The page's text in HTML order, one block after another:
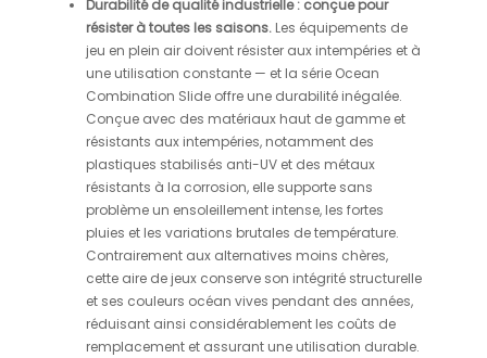
Durabilité de qualité industrielle : conçue pour
résister à toutes les saisons. Les équipements de
jeu en plein air doivent résister aux intempéries et à
une utilisation constante — et la série Ocean
Combination Slide offre une durabilité inégalée.
Conçue avec des matériaux haut de gamme et
résistants aux intempéries, notamment des
plastiques stabilisés anti-UV et des métaux
résistants à la corrosion, elle supporte sans
problème un ensoleillement intense, les fortes
pluies et les variations brutales de température.
Contrairement aux alternatives moins chères,
cette aire de jeux conserve son intégrité structurelle
et ses couleurs océan vives pendant des années,
réduisant ainsi considérablement les coûts de
remplacement et assurant une utilisation durable.